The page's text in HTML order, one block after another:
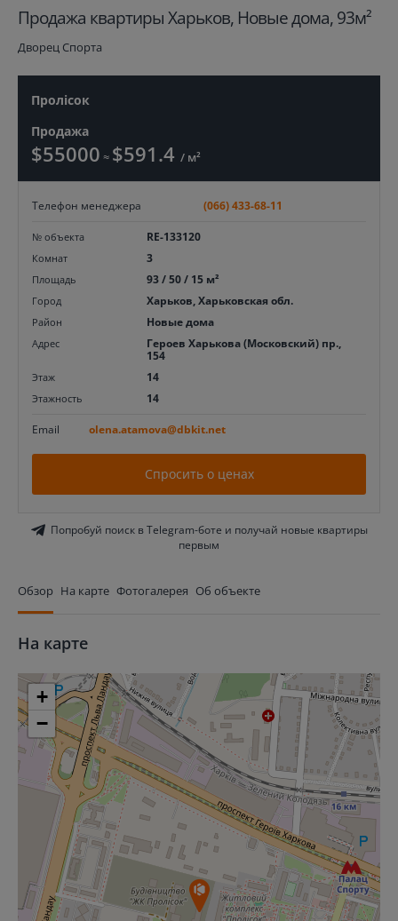
Продажа квартиры Харьков, Новые дома, 93м²
Дворец Спорта
Пролicок
Продажа
$55000 ≈ $591.4 / м²
Телефон менеджера (066) 433-68-11
№ объекта RE-133120
Комнат 3
Площадь 93 / 50 / 15 м²
Город Харьков, Харьковская обл.
Район Новые дома
Адрес
Героев Харькова (Московский) пр.,
154
Этаж 14
Этажность 14
Email olena.atamova@dbkit.net
Спросить о ценах
Попробуй поиск в Telegram-боте и получай новые квартиры
первым
Обзор На карте Фотогалерея Об объекте
На карте
+
−